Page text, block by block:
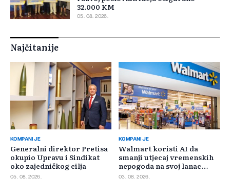
32.000 KM
05. 08. 2026.
Najčitanije
KOMPANIJE
Generalni direktor Pretisa
okupio Upravu i Sindikat
oko zajedničkog cilja
05. 08. 2026.
KOMPANIJE
Walmart koristi AI da
smanji utjecaj vremenskih
nepogoda na svoj lanac
snabdijevanja
03. 08. 2026.